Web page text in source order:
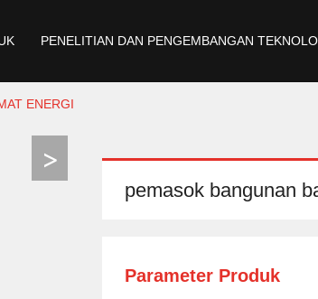
PENELITIAN DAN PENGEMBANGAN
ENERGI
pemasok bangunan
Parameter Produk